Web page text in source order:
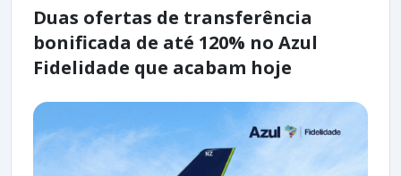
Duas ofertas de transferência
bonificada de até 120% no Azul
Fidelidade que acabam hoje